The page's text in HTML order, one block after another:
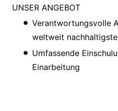
UNSER ANGEBOT
Verantwortungsvolle
weltweit
Umfassende
Einarbeitung